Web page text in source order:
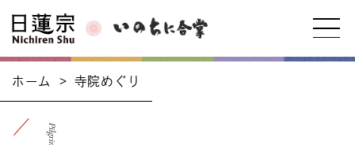
ホーム > 寺院めぐり